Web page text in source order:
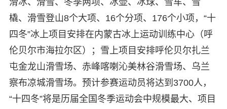
橇、滑雪登山8个大项、16个分项、176个小项，“十
四冬”冰上项目安排在内蒙古冰上运动训练中心（呼
伦贝尔市海拉尔区）；雪上项目安排呼伦贝尔扎兰
屯金龙山滑雪场、赤峰喀喇沁美林谷滑雪场、乌兰
察布凉城滑雪场。预计参赛运动员将达到3700人，
“十四冬”将是历届全国冬季运动会中规模最大、项目